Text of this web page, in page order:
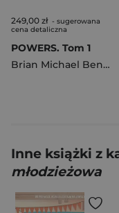
249,00 zł - sugerowana
cena detaliczna
POWERS. Tom 1
Brian Michael Bendis
Inne książki z
młodzieżowa